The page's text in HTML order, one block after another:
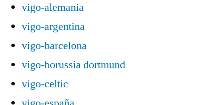
vigo-alemania
vigo-argentina
vigo-barcelona
vigo-borussia dortmund
vigo-celtic